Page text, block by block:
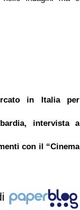
in Italia per
intervista a
con il “Cinema